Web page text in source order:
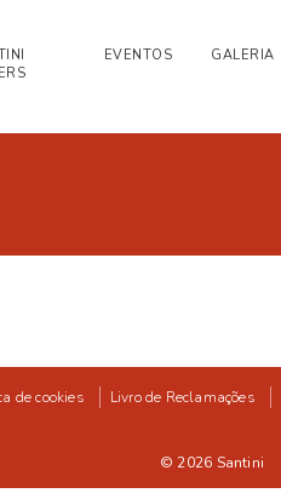
EVENTOS GALERIA
de cookies Livro de Reclamações
© 2026 Santini